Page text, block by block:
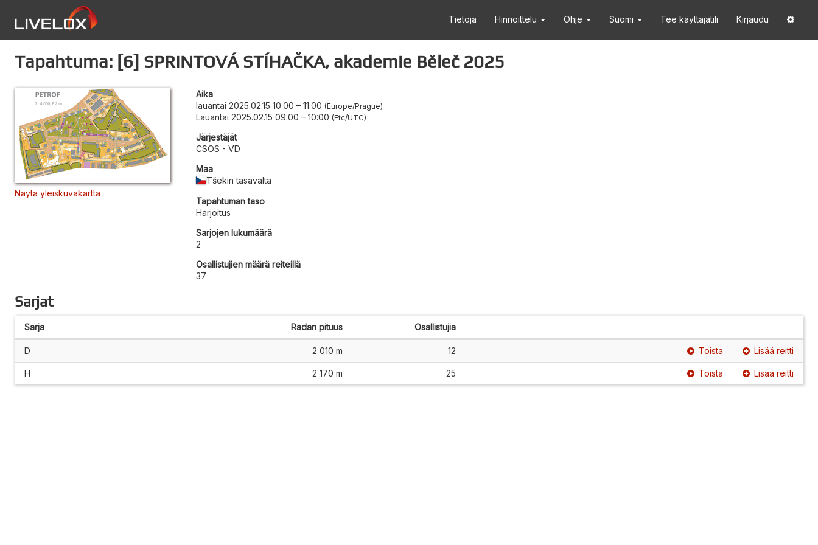
Tietoja Hinnoittelu Ohje Suomi Tee käyttäjätili Kirjaudu
Tapahtuma: [6] SPRINTOVÁ STÍHAČKA, akademie Běleč 2025
Näytä yleiskuvakartta
Aika
lauantai 2025.02.15 10.00 – 11.00 Europe/Prague
Lauantai 2025.02.15 09:00 – 10:00 Etc/UTC
Järjestäjät
CSOS - VD
Maa
Tšekin tasavalta
Tapahtuman taso
Harjoitus
Sarjojen lukumäärä
2
Osallistujien määrä reiteillä
37
Sarjat
Sarja Radan pituus Osallistujia
D 2 010 m 12 Toista Lisää reitti
H 2 170 m 25 Toista Lisää reitti